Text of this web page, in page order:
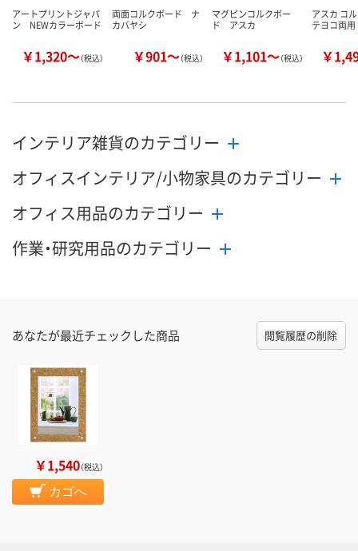
アートプリントジャパ
ン NEWカラーボード
￥1,320～（税込）
両面コルクボード ナ
カバヤシ
￥901～（税込）
マグピンコルクボー
ド アスカ
￥1,101～（税込）
アスカ コ
テヨコ両用
￥
インテリア雑貨のカテゴリー
オフィスインテリア/小物家具のカテゴリー
オフィス用品のカテゴリー
作業・研究用品のカテゴリー
あなたが最近チェックした商品 閲覧履歴の削除
￥1,540（税込）
カゴへ